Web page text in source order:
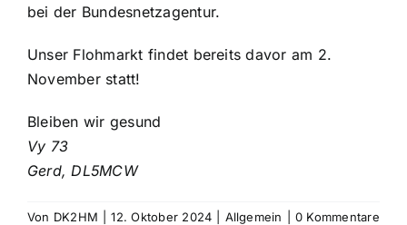
bei der Bundesnetzagentur.
Unser Flohmarkt findet bereits davor am 2.
November statt!
Bleiben wir gesund
Vy 73
Gerd, DL5MCW
Von DK2HM 12. Oktober 2024 Allgemein 0 Kommentare